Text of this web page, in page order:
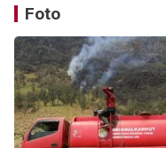
Foto